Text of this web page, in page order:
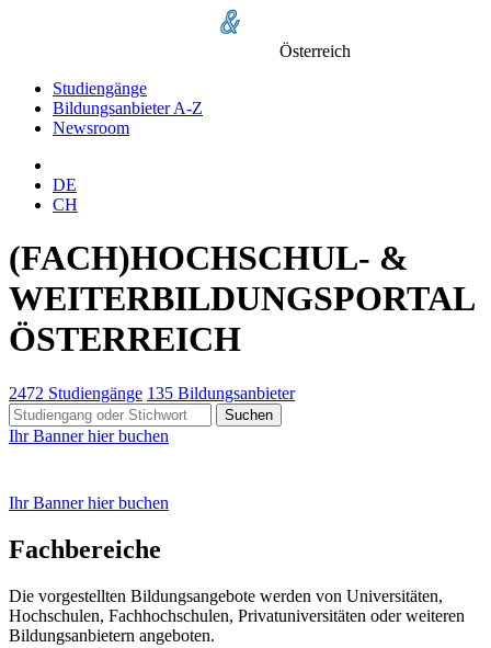
Österreich
Studiengänge
Bildungsanbieter A-Z
Newsroom
DE
CH
(FACH)HOCHSCHUL- &
WEITERBILDUNGS­PORTAL
ÖSTERREICH
2472 Studiengänge 135 Bildungsanbieter
Suchen
Ihr Banner hier buchen
Ihr Banner hier buchen
Fachbereiche
Die vorgestellten Bildungsangebote werden von Universitäten,
Hochschulen, Fachhochschulen, Privatuniversitäten oder weiteren
Bildungsanbietern angeboten.